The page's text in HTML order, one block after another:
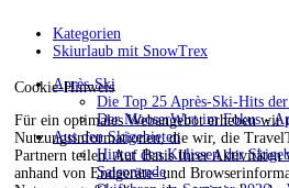
Cookie-Hinweis
Für ein optimales Webangebot erheben
Nutzungsinformationen, die wir, die
Partnern teilen. Auf Basis Ihrer Aktivitäten
anhand von Endgeräte- und
Kategorien
Skiurlaub mit SnowTrex
Après-Ski
Die Top 25 Après-Ski-Hits
Der MooserWirt im Fokus -
Aus den Skigebieten
Hinter den Kulissen der
Saisonende